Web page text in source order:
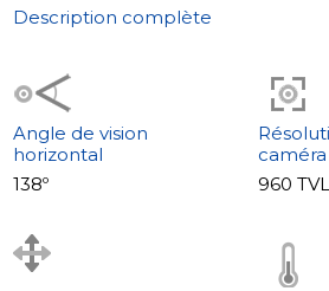
aluminium brossé avec insert
Compatibilité
Le MA-04 est compatible avec
visiophone à 4 fils. Jusqu'à 2
être connectés (20 participants).
Le Slinex MA-04 est une
Description complète
Angle de vision
horizontal
138º
caméra
960 TVL